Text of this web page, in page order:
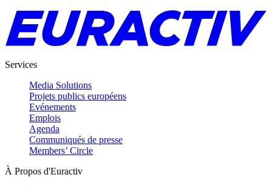
Services
Media Solutions
Projets publics européens
Evénements
Emplois
Agenda
Communiqués de presse
Members’ Circle
À Propos d'Euractiv